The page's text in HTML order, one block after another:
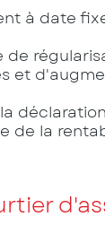
à date
de
et
de la